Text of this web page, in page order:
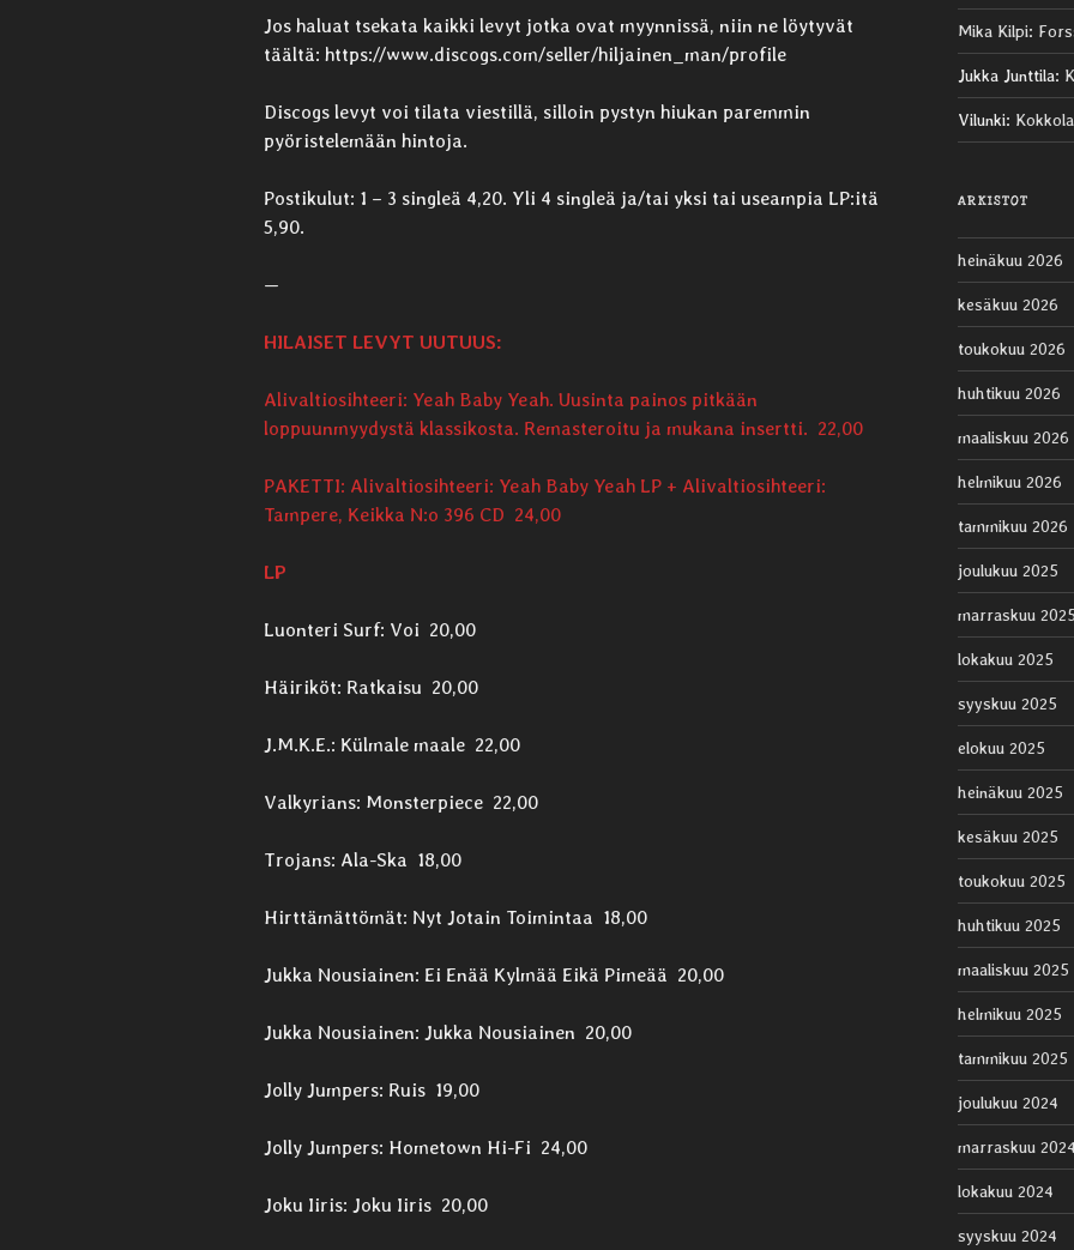
Jos haluat tsekata kaikki levyt jotka ovat myynnissä, niin ne löytyvät
täältä: https://www.discogs.com/seller/hiljainen_man/profile
Discogs levyt voi tilata viestillä, silloin pystyn hiukan paremmin
pyöristelemään hintoja.
Postikulut: 1 – 3 singleä 4,20. Yli 4 singleä ja/tai yksi tai useampia LP:itä
5,90.
—
HILAISET LEVYT UUTUUS:
Alivaltiosihteeri: Yeah Baby Yeah. Uusinta painos pitkään
loppuunmyydystä klassikosta. Remasteroitu ja mukana insertti. 22,00
PAKETTI: Alivaltiosihteeri: Yeah Baby Yeah LP + Alivaltiosihteeri:
Tampere, Keikka N:o 396 CD 24,00
LP
Luonteri Surf: Voi 20,00
Häiriköt: Ratkaisu 20,00
J.M.K.E.: Külmale maale 22,00
Valkyrians: Monsterpiece 22,00
Trojans: Ala-Ska 18,00
Hirttämättömät: Nyt Jotain Toimintaa 18,00
Jukka Nousiainen: Ei Enää Kylmää Eikä Pimeää 20,00
Jukka Nousiainen: Jukka Nousiainen 20,00
Jolly Jumpers: Ruis 19,00
Jolly Jumpers: Hometown Hi-Fi 24,00
Joku Iiris: Joku Iiris 20,00
Mika Kilpi:
Jukka Junttila:
Vilunki:
ARKISTOT
heinäkuu 2026
kesäkuu 2026
toukokuu 2026
huhtikuu 2026
maaliskuu 2026
helmikuu 2026
tammikuu 2026
joulukuu 2025
marraskuu
lokakuu 2025
syyskuu 2025
elokuu 2025
heinäkuu 2025
kesäkuu 2025
toukokuu 2025
huhtikuu 2025
maaliskuu 2025
helmikuu 2025
tammikuu 2025
joulukuu 2024
marraskuu
lokakuu 2024
syyskuu 2024